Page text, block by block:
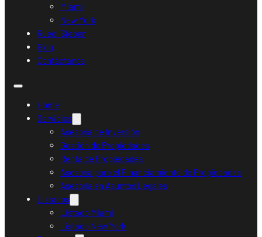
Miami
New York
Ruedi Sieber
Blog
Contáctanos
Home
Servicios
Asesoría de Inversión
Gestión de Propiedades
Renta de Propiedades
Asesoría para el Financiamiento de Propiedades
Asesoría en Asuntos Legales
Listados
Listado Miami
Listado New York